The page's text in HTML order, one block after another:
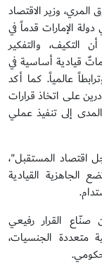
وزير الاقتصاد
الإمارات قدماً في
التكيف، والتفكير
قيادية أساسية في
عالمياً. كما أكد
على اتخاذ قرارات
إلى تنفيذ عملي
اقتصاد المستقبل"،
2031"، التي تضع الجاهزية القيادية
القرار رفيعي
متعددة الجنسيات،